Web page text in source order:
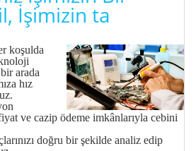
İşimizin ta
koşulda
arada
hız
ve cazip ödeme imkânlarıyla cebini
doğru bir şekilde analiz edip